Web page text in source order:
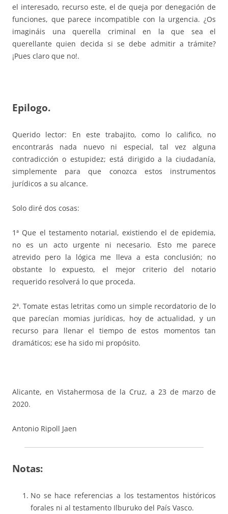
el interesado, recurso este, el de queja por denegación de
funciones, que parece incompatible con la urgencia. ¿Os
imagináis una querella criminal en la que sea el
querellante quien decida si se debe admitir a trámite?
¡Pues claro que no!.
Epilogo.
Querido lector: En este trabajito, como lo califico, no
encontrarás nada nuevo ni especial, tal vez alguna
contradicción o estupidez; está dirigido a la ciudadanía,
simplemente para que conozca estos instrumentos
jurídicos a su alcance.
Solo diré dos cosas:
1ª Que el testamento notarial, existiendo el de epidemia,
no es un acto urgente ni necesario. Esto me parece
atrevido pero la lógica me lleva a esta conclusión; no
obstante lo expuesto, el mejor criterio del notario
requerido resolverá lo que proceda.
2ª. Tomate estas letritas como un simple recordatorio de lo
que parecían momias jurídicas, hoy de actualidad, y un
recurso para llenar el tiempo de estos momentos tan
dramáticos; ese ha sido mi propósito.
Alicante, en Vistahermosa de la Cruz, a 23 de marzo de
2020.
Antonio Ripoll Jaen
Notas:
No se hace referencias a los testamentos históricos
forales ni al testamento Ilburuko del País Vasco.